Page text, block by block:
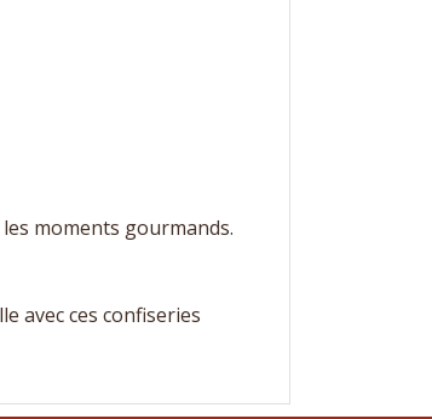
moments gourmands.
avec ces confiseries